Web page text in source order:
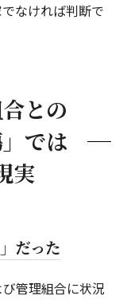
なければ判断で
との
では
実
だった
管理組合に状況